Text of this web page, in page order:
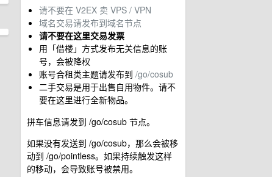
请不要在 V2EX 卖 VPS / VPN
域名交易请发布到域名节点
请不要在这里交易发票
用「借楼」方式发布无关信息的账
号，会被降权
账号合租类主题请发布到 /go/cosub
二手交易是用于出售自用物件。请不
要在这里进行全新物品。
拼车信息请发到 /go/cosub 节点。
如果没有发送到 /go/cosub，那么会被移
动到 /go/pointless。如果持续触发这样
的移动，会导致账号被禁用。